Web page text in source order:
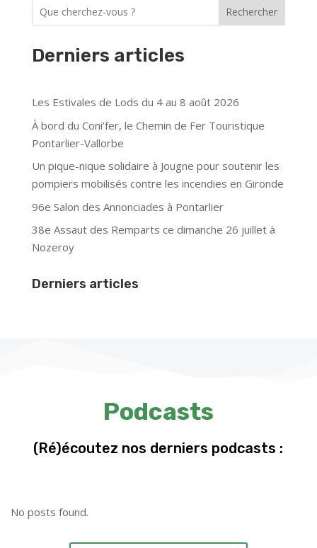
Rechercher
Derniers articles
Les Estivales de Lods du 4 au 8 août 2026
À bord du Coni’fer, le Chemin de Fer Touristique
Pontarlier-Vallorbe
Un pique-nique solidaire à Jougne pour soutenir les
pompiers mobilisés contre les incendies en Gironde
96e Salon des Annonciades à Pontarlier
38e Assaut des Remparts ce dimanche 26 juillet à
Nozeroy
Derniers articles
Podcasts
(Ré)écoutez nos derniers podcasts :
No posts found.